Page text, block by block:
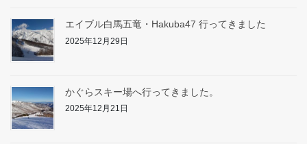
エイブル白馬五竜・Hakuba47 行ってきました
2025年12月29日
かぐらスキー場へ行ってきました。
2025年12月21日